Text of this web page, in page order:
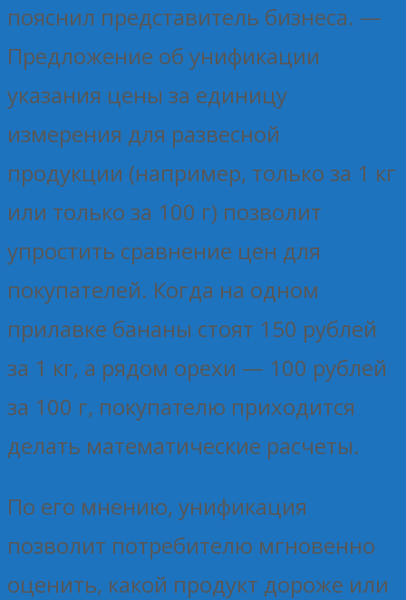
пояснил представитель бизнеса. —
Предложение об унификации
указания цены за единицу
измерения для развесной
продукции (например, только за 1 кг
или только за 100 г) позволит
упростить сравнение цен для
покупателей. Когда на одном
прилавке бананы стоят 150 рублей
за 1 кг, а рядом орехи — 100 рублей
за 100 г, покупателю приходится
делать математические расчеты.
По его мнению, унификация
позволит потребителю мгновенно
оценить, какой продукт дороже или